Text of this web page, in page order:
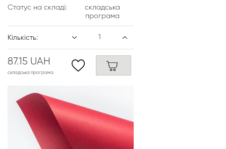
Статус на складі:
складська
програма
Кількість:
87.15 UAH
складська програма